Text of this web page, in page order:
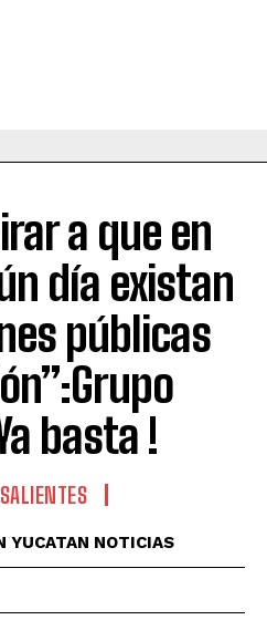
a que en
día existan
públicas
basta !
YUCATAN NOTICIAS